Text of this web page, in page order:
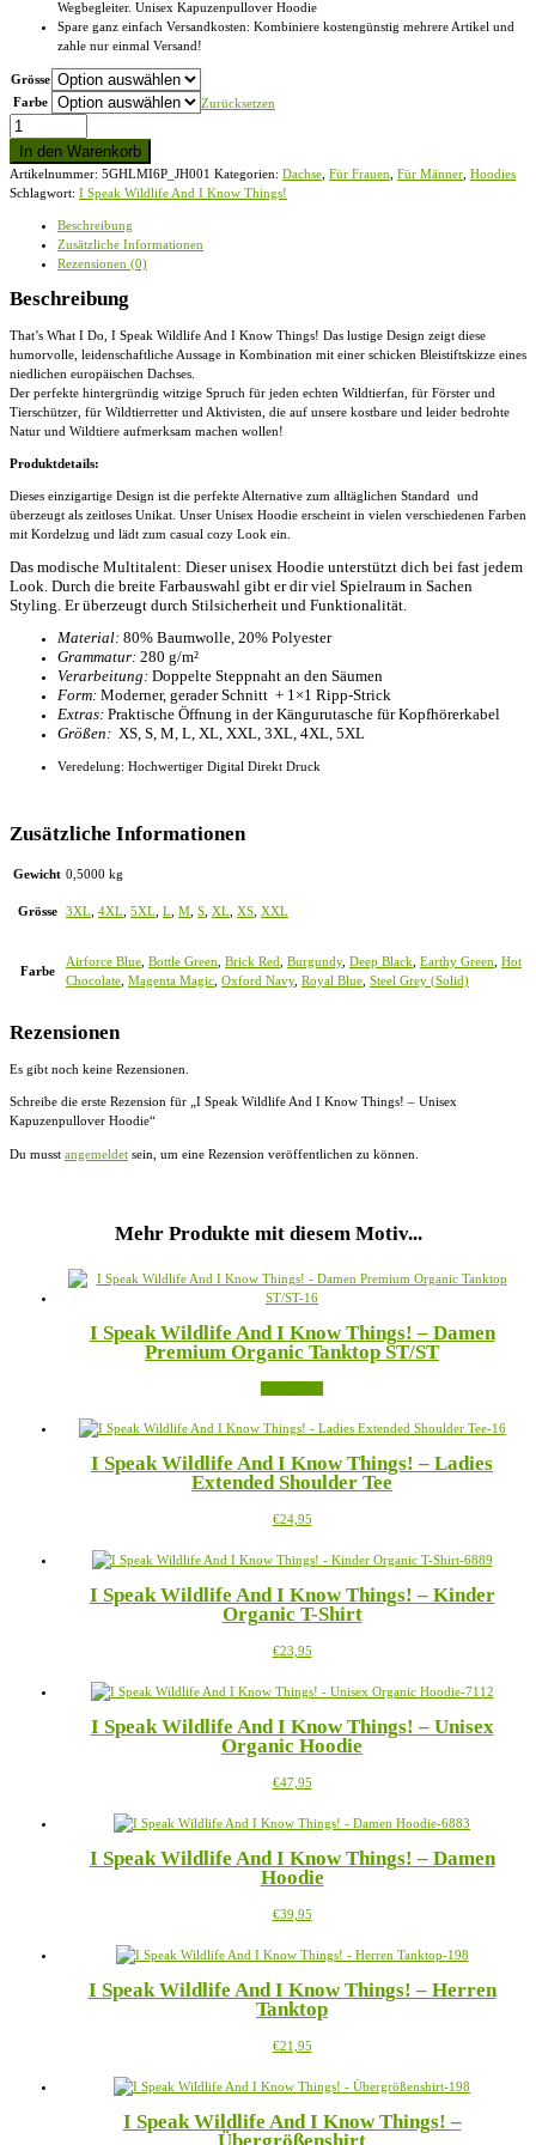
Wegbegleiter. Unisex Kapuzenpullover Hoodie
Spare ganz einfach Versandkosten: Kombiniere kostengünstig mehrere Artikel und
zahle nur einmal Versand!
Grösse
Farbe
Zurücksetzen
Speak
Wildlife
And
I
Kapuzenpullover
Menge
In den Warenkorb
Artikelnummer: 5GHLMI6P_JH001 Kategorien: Dachse Für Frauen Für Männer Hoodies
Schlagwort: I Speak Wildlife And I Know Things!
Beschreibung
Zusätzliche Informationen
Rezensionen (0)
Beschreibung
That’s What I Do, I Speak Wildlife And I Know Things! Das lustige Design zeigt diese
humorvolle, leidenschaftliche Aussage in Kombination mit einer schicken Bleistiftskizze eines
niedlichen europäischen Dachses.
Der perfekte hintergründig witzige Spruch für jeden echten Wildtierfan, für Förster und
Tierschützer, für Wildtierretter und Aktivisten, die auf unsere kostbare und leider bedrohte
Natur und Wildtiere aufmerksam machen wollen!
Produktdetails:
Dieses einzigartige Design ist die perfekte Alternative zum alltäglichen Standard und
überzeugt als zeitloses Unikat. Unser Unisex Hoodie erscheint in vielen verschiedenen Farben
mit Kordelzug und lädt zum casual cozy Look ein.
Das modische Multitalent: Dieser unisex Hoodie unterstützt dich bei fast jedem
Look. Durch die breite Farbauswahl gibt er dir viel Spielraum in Sachen
Styling. Er überzeugt durch Stilsicherheit und Funktionalität.
Material: 80% Baumwolle, 20% Polyester
Grammatur: 280 g/m²
Verarbeitung: Doppelte Steppnaht an den Säumen
Form: Moderner, gerader Schnitt + 1×1 Ripp-Strick
Extras: Praktische Öffnung in der Kängurutasche für Kopfhörerkabel
Größen: XS, S, M, L, XL, XXL, 3XL, 4XL, 5XL
Veredelung: Hochwertiger Digital Direkt Druck
Zusätzliche Informationen
Gewicht 0,5000 kg
Grösse 3XL 4XL 5XL L M S XL XS XXL
Farbe
Airforce Blue Bottle Green Brick Red Burgundy, Deep Black Earthy Green Hot
Chocolate Magenta Magic Oxford Navy, Royal Blue Steel Grey (Solid)
Rezensionen
Es gibt noch keine Rezensionen.
Schreibe die erste Rezension für „I Speak Wildlife And I Know Things! – Unisex
Kapuzenpullover Hoodie“
Du musst angemeldet sein, um eine Rezension veröffentlichen zu können.
Mehr Produkte mit diesem Motiv...
I Speak Wildlife And I Know Things! – Damen
Premium Organic Tanktop ST/ST
I Speak Wildlife And I Know Things! – Ladies
Extended Shoulder Tee
€24,95Dieses
weist
Varianten
auf.
Optionen
auf
Produktseite
gewählt
I Speak Wildlife And I Know Things! – Kinder
Organic T-Shirt
€23,95Dieses
weist
Varianten
auf.
Optionen
auf
Produktseite
gewählt
I Speak Wildlife And I Know Things! – Unisex
Organic Hoodie
€47,95Dieses
weist
Varianten
auf.
Optionen
auf
Produktseite
gewählt
I Speak Wildlife And I Know Things! – Damen
Hoodie
€39,95Dieses
weist
Varianten
auf.
Optionen
auf
Produktseite
I Speak Wildlife And I Know Things! – Herren
Tanktop
€21,95Dieses
weist
Varianten
auf.
I Speak Wildlife And I Know Things! –
Übergrößenshirt